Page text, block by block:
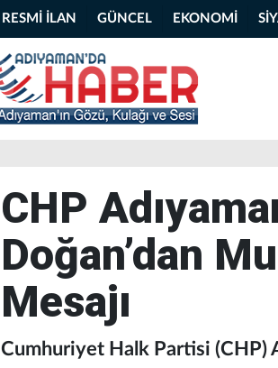
RESMİ İLAN GÜNCEL EKONOMİ
CHP
Doğan’dan
Mesajı
Cumhuriyet Halk Partisi (CHP)